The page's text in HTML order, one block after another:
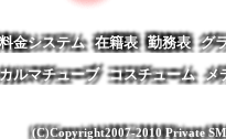
料金システム 在籍表 勤務表 グ
ルマチューブ コスチューム メ
(C)Copyright2007-2010 Private